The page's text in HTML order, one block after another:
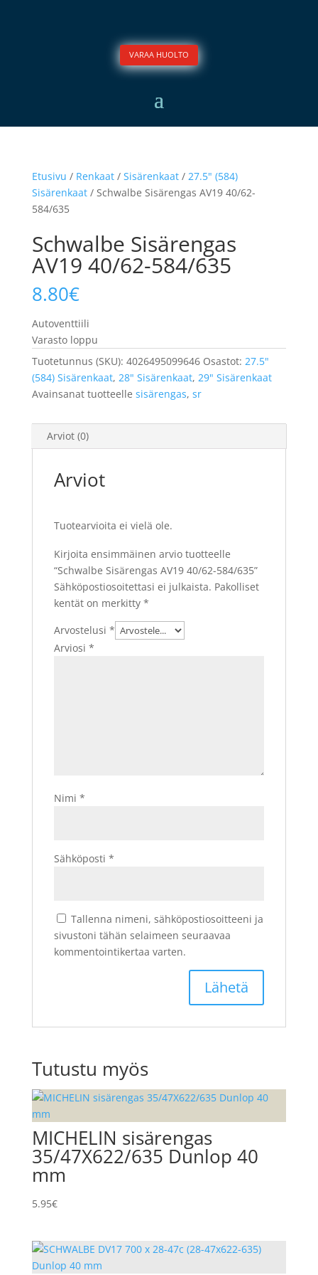
VARAA HUOLTO
Etusivu / Renkaat/ Sisärenkaat/ 27.5" (584)
Sisärenkaat/ Schwalbe Sisärengas AV19 40/62-
584/635
Schwalbe Sisärengas
AV19 40/62-584/635
8.80€
Autoventtiili
Varasto loppu
Tuotetunnus (SKU): 4026495099646 Osastot: 27.5"
(584) Sisärenkaat, 28" Sisärenkaat, 29" Sisärenkaat
Avainsanat tuotteelle sisärengas, sr
Arviot (0)
Arviot
Tuotearvioita ei vielä ole.
Kirjoita ensimmäinen arvio tuotteelle
“Schwalbe Sisärengas AV19 40/62-584/635”
Sähköpostiosoitettasi ei julkaista. Pakolliset
kentät on merkitty *
Arvostelusi *
Arviosi *
Nimi *
Sähköposti *
Tallenna nimeni, sähköpostiosoitteeni ja
sivustoni tähän selaimeen seuraavaa
kommentointikertaa varten.
Tutustu myös
MICHELIN sisärengas
35/47X622/635 Dunlop 40
mm
5.95€